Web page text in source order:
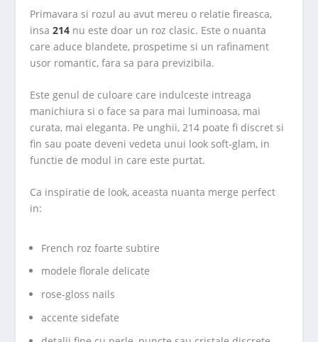
Primavara si rozul au avut mereu o relatie fireasca,
insa214 nu este doar un roz clasic. Este o nuanta
care aduce blandete, prospetime si un rafinament
usor romantic, fara sa para previzibila.
Este genul de culoare care indulceste intreaga
manichiura si o face sa para mai luminoasa, mai
curata, mai eleganta. Pe unghii, 214 poate fi discret si
fin sau poate deveni vedeta unui look soft-glam, in
functie de modul in care este purtat.
Ca inspiratie de look, aceasta nuanta merge perfect
in:
French roz foarte subtire
modele florale delicate
rose-gloss nails
accente sidefate